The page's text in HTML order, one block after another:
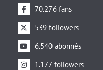
70.276 fans
539 followers
6.540 abonnés
1.177 followers